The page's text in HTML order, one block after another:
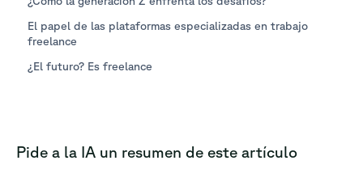
El papel de las plataformas especializadas en trabajo
freelance
¿El futuro? Es freelance
Pide a la IA un resumen de este artículo